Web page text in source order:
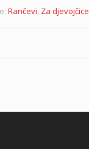
Rančevi Za djevojčice